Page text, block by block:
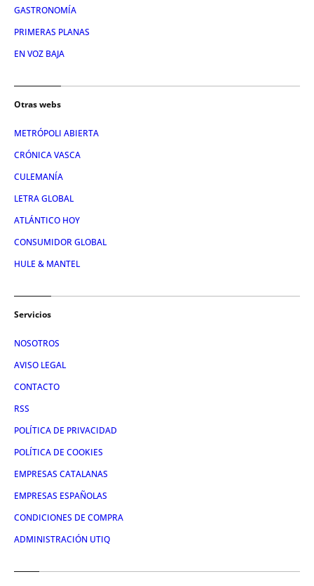
GASTRONOMÍA
PRIMERAS PLANAS
EN VOZ BAJA
Otras webs
METRÓPOLI ABIERTA
CRÓNICA VASCA
CULEMANÍA
LETRA GLOBAL
ATLÁNTICO HOY
CONSUMIDOR GLOBAL
HULE & MANTEL
Servicios
NOSOTROS
AVISO LEGAL
CONTACTO
RSS
POLÍTICA DE PRIVACIDAD
POLÍTICA DE COOKIES
EMPRESAS CATALANAS
EMPRESAS ESPAÑOLAS
CONDICIONES DE COMPRA
ADMINISTRACIÓN UTIQ